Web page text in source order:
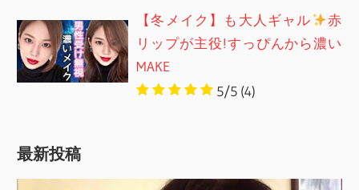
【冬メイク】も大人ギャル
赤
リップが主役!すっぴんから濃い
MAKE
5/5 (4)
最新投稿